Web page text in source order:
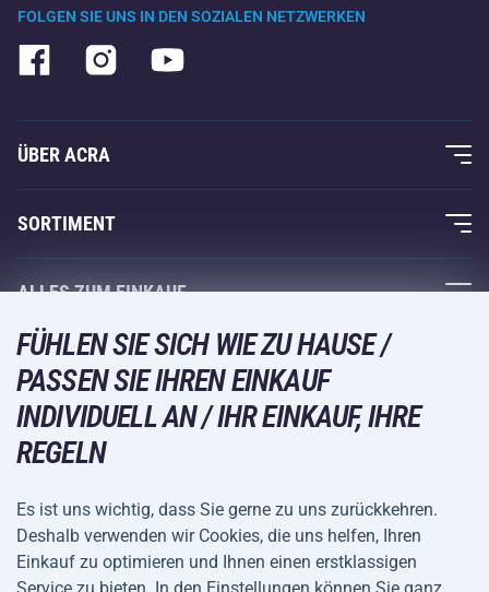
FOLGEN SIE UNS IN DEN SOZIALEN NETZWERKEN
ÜBER ACRA
Über uns
Acra-Garantie
Kontakte
Großhandel
Einkaufsratgeber
SORTIMENT
Fitness und Krafttraining
Racketsportarten
Wintersport
Freizeit und Unterhaltung
Camping und Wandern
Fahrräder und Roller
Ballsportarten
ALLES ZUM EINKAUF
Acra-Garantie
Rückgabe und Reklamationen
VERSANDARTEN
ZAHLUNGSARTEN
FÜHLEN SIE SICH WIE ZU HAUSE /
PASSEN SIE IHREN EINKAUF
INDIVIDUELL AN / IHR EINKAUF, IHRE
REGELN
Es ist uns wichtig, dass Sie gerne zu uns zurückkehren.
Deshalb verwenden wir Cookies, die uns helfen, Ihren
Einkauf zu optimieren und Ihnen einen erstklassigen